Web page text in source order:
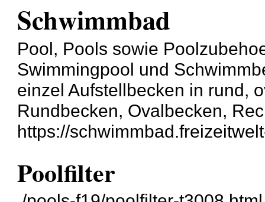
Schwimmbad
Pool, Pools sowie
Swimmingpool und
einzel Aufstellbecken in rund,
Rundbecken, Ovalbecken,
https://
Poolfilter